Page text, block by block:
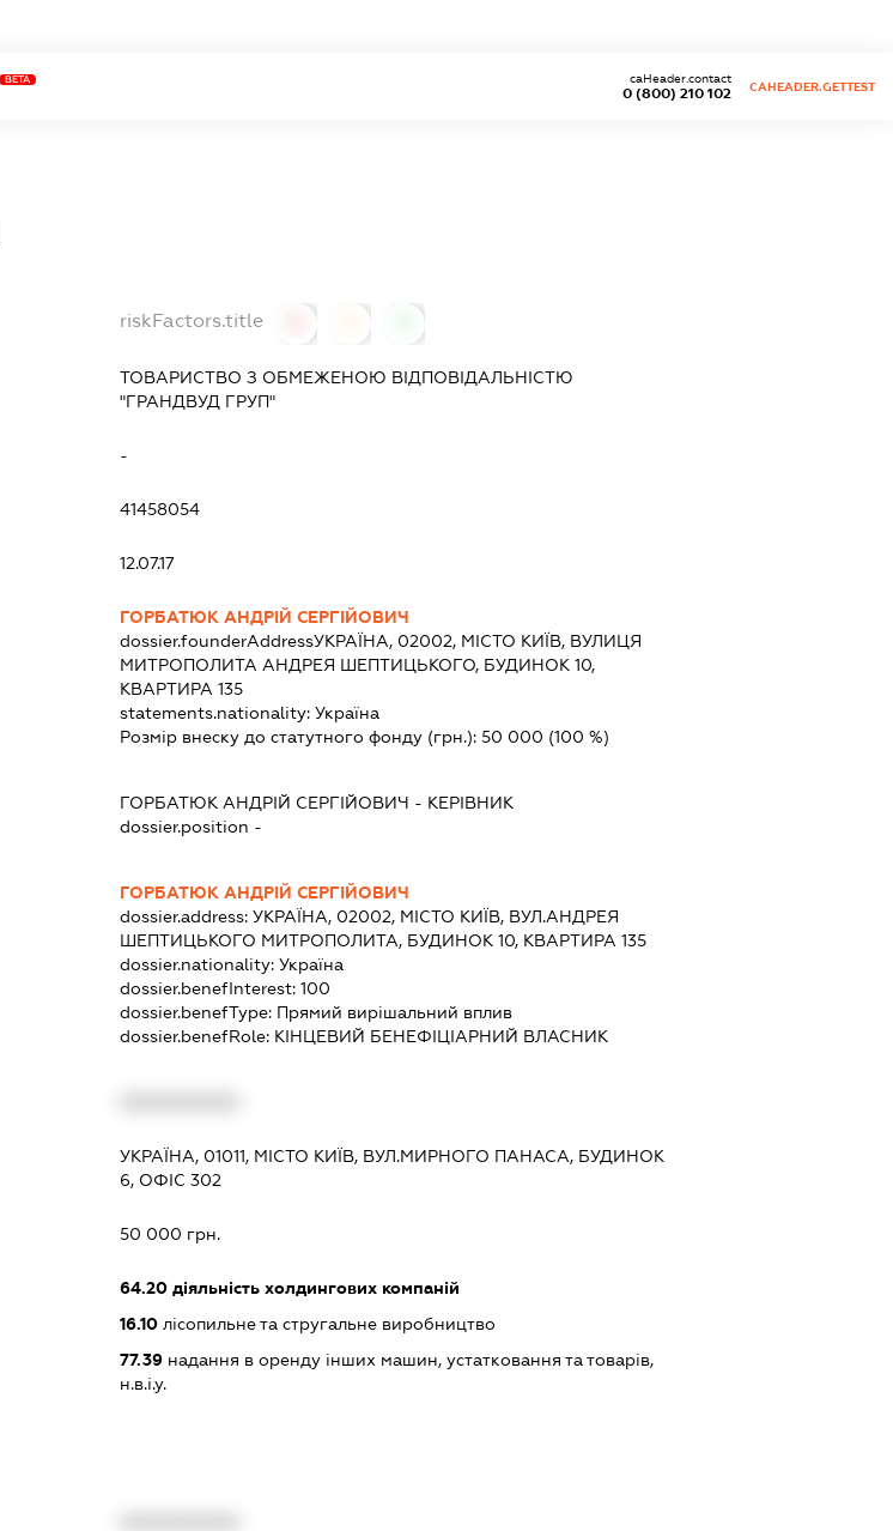
BETA
0 (800) 210 102
caHeader.contact
CAHEADER.GETTEST
riskFactors.title
ТОВАРИСТВО З ОБМЕЖЕНОЮ ВІДПОВІДАЛЬНІСТЮ
"ГРАНДВУД ГРУП"
-
41458054
12.07.17
ГОРБАТЮК АНДРІЙ СЕРГІЙОВИЧ
dossier.founderAddressУКРАЇНА, 02002, МІСТО КИЇВ, ВУЛИЦЯ
МИТРОПОЛИТА АНДРЕЯ ШЕПТИЦЬКОГО, БУДИНОК 10,
КВАРТИРА 135
statements.nationality: Україна
Розмір внеску до статутного фонду (грн.): 50 000 (100 %)
ГОРБАТЮК АНДРІЙ СЕРГІЙОВИЧ - КЕРІВНИК
dossier.position -
ГОРБАТЮК АНДРІЙ СЕРГІЙОВИЧ
dossier.address: УКРАЇНА, 02002, МІСТО КИЇВ, ВУЛ.АНДРЕЯ
ШЕПТИЦЬКОГО МИТРОПОЛИТА, БУДИНОК 10, КВАРТИРА 135
dossier.nationality: Україна
dossier.benefInterest: 100
dossier.benefType: Прямий вирішальний вплив
dossier.benefRole: КІНЦЕВИЙ БЕНЕФІЦІАРНИЙ ВЛАСНИК
УКРАЇНА, 01011, МІСТО КИЇВ, ВУЛ.МИРНОГО ПАНАСА, БУДИНОК
6, ОФІС 302
50 000 грн.
64.20діяльність холдингових компаній
16.10лісопильне та стругальне виробництво
77.39надання в оренду інших машин, устатковання та товарів,
н.в.і.у.